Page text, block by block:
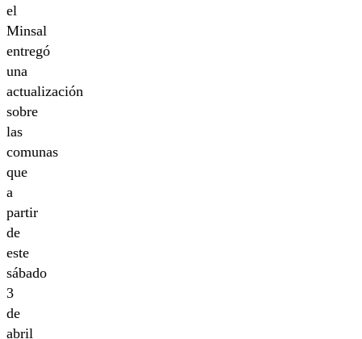
el
Minsal
entregó
una
actualización
sobre
las
comunas
que
a
partir
de
este
sábado
3
de
abril